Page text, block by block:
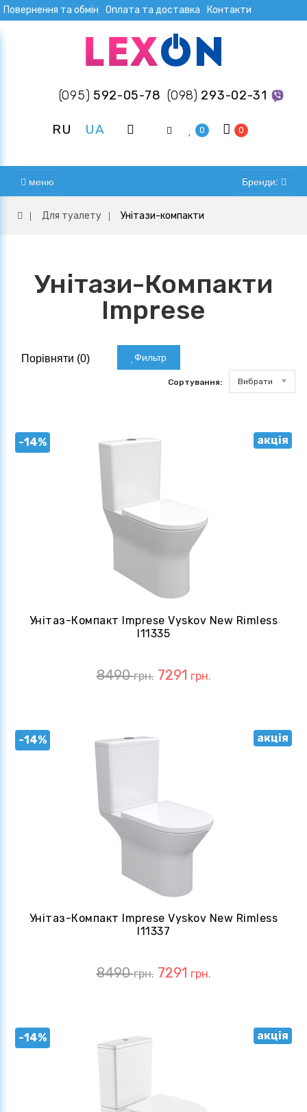
Повернення та обмін Оплата та доставка Контакти
(095) 592-05-78 (098) 293-02-31
RU UA 0 0
меню Бренди:
Для туалету Унітази-компакти
Унітази-Компакти
Imprese
Порівняти (0) Фильтр
Сортування: Вибрати
-14% акція
Унітаз-Компакт Imprese Vyskov New Rimless
I11335
8490грн. 7291 грн.
-14% акція
Унітаз-Компакт Imprese Vyskov New Rimless
I11337
8490грн. 7291 грн.
-14% акція